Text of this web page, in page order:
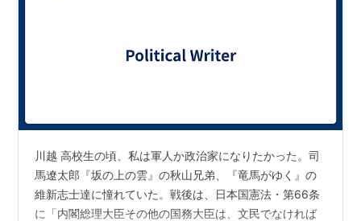
川越 高校生の頃、私は軍人か政治家になりたかった。司
馬遼太郎『坂の上の雲』の秋山兄弟、『竜馬がゆく』の
維新志士達に憧れていた。戦後は、日本国憲法・第66条
に「内閣総理大臣その他の国務大臣は、文民でなければ